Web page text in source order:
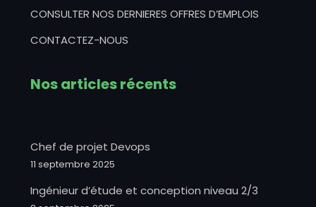
CONSULTER NOS DERNIERES OFFRES D’EMPLOIS
CONTACTEZ-NOUS
Nos articles récents
Chef de projet Devops
11 septembre 2025
Ingénieur d’étude et conception niveau 2/3